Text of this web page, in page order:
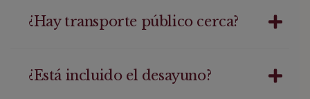
¿Hay transporte público cerca?
¿Está incluido el desayuno?